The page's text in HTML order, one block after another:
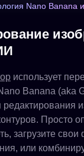
Nano Banana
использует
Banana (aka
редактирования
Просто
загрузите
или